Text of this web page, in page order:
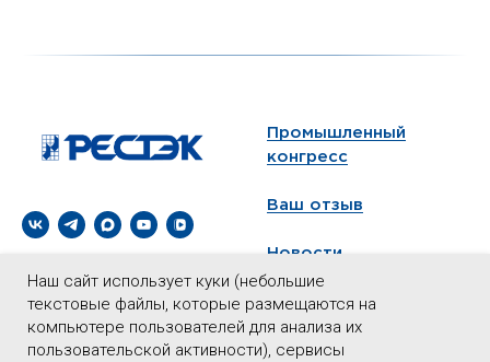
Наш сайт использует куки (небольшие
текстовые файлы, которые размещаются на
компьютере пользователей для анализа их
пользовательской активности), сервисы
Организация и
проведение выставок,
конференций,
конгрессов, деловых
Промышленный
конгресс
Ваш отзыв
Новости
Контакты